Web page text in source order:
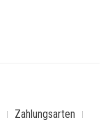
Zahlungsarten